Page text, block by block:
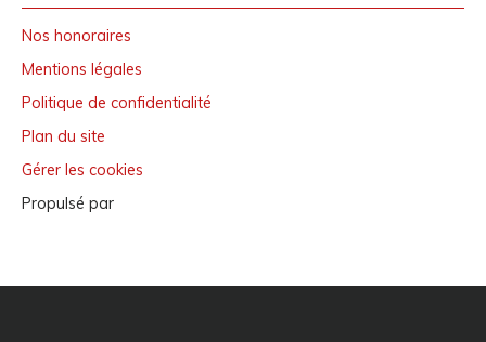
Nos honoraires
Mentions légales
Politique de confidentialité
Plan du site
Gérer les cookies
Propulsé par